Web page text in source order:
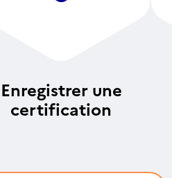
Enregistrer une
certification